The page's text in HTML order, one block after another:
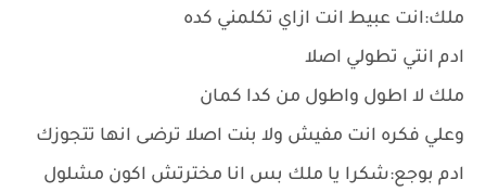
ملك:انت عبيط انت ازاي تكلمني كده
ادم انتي تطولي اصلا
ملك لا اطول واطول من كدا كمان
وعلي فكره انت مفيش ولا بنت اصلا ترضى انها تتجوزك
ادم بوجع:شكرا يا ملك بس انا مخترتش اكون مشلول